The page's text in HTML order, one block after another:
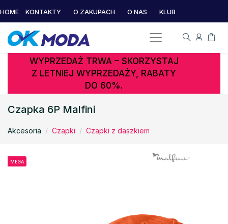
HOME KONTAKTY O ZAKUPACH O NAS KLUB
WYPRZEDAŻ TRWA – SKORZYSTAJ
Z LETNIEJ WYPRZEDAŻY, RABATY
DO 60%.
Czapka 6P Malfini
Akcesoria Czapki Czapki z daszkiem
MEGA